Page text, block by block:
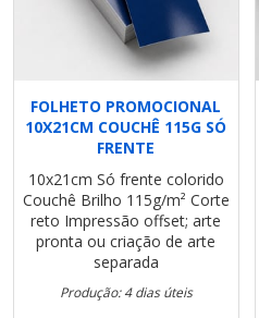
FOLHETO PROMOCIONAL
10X21CM COUCHÊ 115G SÓ
FRENTE
10x21cm Só frente colorido
Couchê Brilho 115g/m² Corte
reto Impressão offset; arte
pronta ou criação de arte
separada
Produção: 4 dias úteis